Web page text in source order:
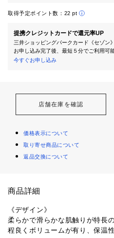
取得予定ポイント数： 22 pt
提携クレジットカードで還元率UP
三井ショッピングパークカード《セゾン
お申し込み完了後、最短５分でご利用可能
今すぐお申し込み
店舗在庫を確認
価格表示について
取り寄せ商品について
返品交換について
商品詳細
《デザイン》
柔らかで滑らかな肌触りが特長
程良くボリュームが有り、保温